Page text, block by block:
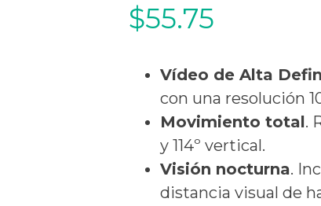
$55.75
Vídeo de Alta
con una resolución
Movimiento total.
y 114º vertical.
Visión nocturna.
distancia visual de